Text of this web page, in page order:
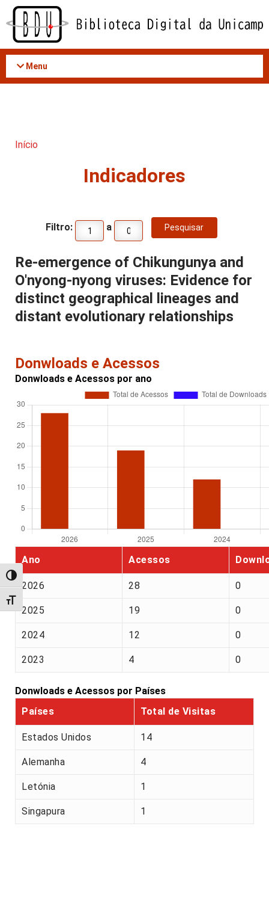
Acessar
conteúdo
Alternar alto contraste
Alternar tamanho da fonte
Menu
Início
Indicadores
Filtro: a
Re-emergence of Chikungunya and
O'nyong-nyong viruses: Evidence for
distinct geographical lineages and
distant evolutionary relationships
Donwloads e Acessos
Donwloads e Acessos por ano
Ano Acessos
2026 28 0
2025 19 0
2024 12 0
2023 4 0
Donwloads e Acessos por Países
Países
Total de Visitas
Estados Unidos 14
Alemanha 4
Letónia 1
Singapura 1